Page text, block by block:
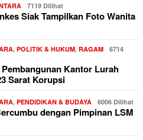
7119 Dilihat
Siak Tampilkan Foto Wanita
, POLITIK & HUKUM, RAGAM
6714
Kantor Lurah
Sarat Korupsi
, PENDIDIKAN & BUDAYA 6006 Dilihat
dengan Pimpinan LSM